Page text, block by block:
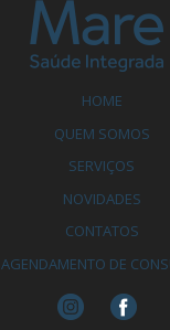
HOME
QUEM SOMOS
SERVIÇOS
NOVIDADES
CONTATOS
AGENDAMENTO DE